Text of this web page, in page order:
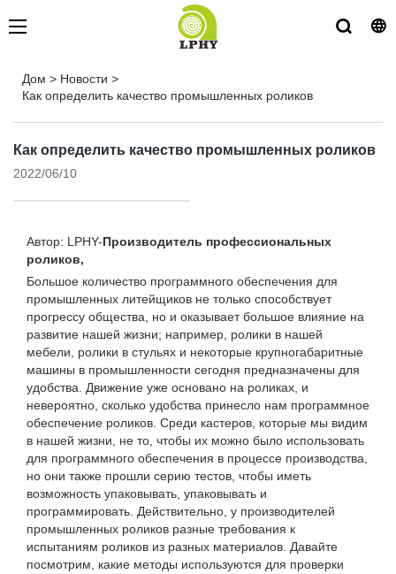
Дом > Новости >
Как определить качество промышленных роликов
Как определить качество промышленных роликов
2022/06/10
Автор: LPHY-Производитель профессиональных
роликов,
Большое количество программного обеспечения для
промышленных литейщиков не только способствует
прогрессу общества, но и оказывает большое влияние на
развитие нашей жизни; например, ролики в нашей
мебели, ролики в стульях и некоторые крупногабаритные
машины в промышленности сегодня предназначены для
удобства. Движение уже основано на роликах, и
невероятно, сколько удобства принесло нам программное
обеспечение роликов. Среди кастеров, которые мы видим
в нашей жизни, не то, чтобы их можно было использовать
для программного обеспечения в процессе производства,
но они также прошли серию тестов, чтобы иметь
возможность упаковывать, упаковывать и
программировать. Действительно, у производителей
промышленных роликов разные требования к
испытаниям роликов из разных материалов. Давайте
посмотрим, какие методы используются для проверки